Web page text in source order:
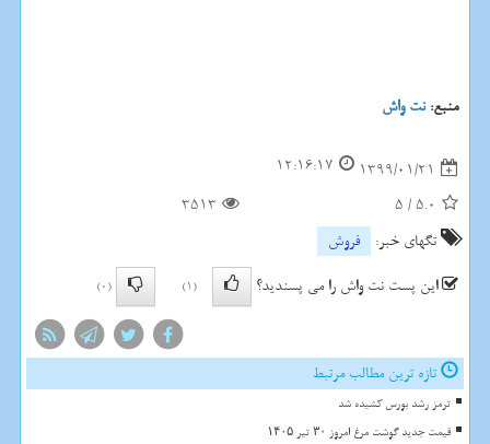
منبع:نت واش
1399/01/21
12:16:17
5.0
/
5
3513
تگهای خبر:
فروش
این پست نت واش را می پسندید؟
(1)
(0)
تازه ترین مطالب مرتبط
ترمز رشد بورس کشیده شد
قیمت جدید گوشت مرغ امروز ۳۰ تیر ۱۴۰۵